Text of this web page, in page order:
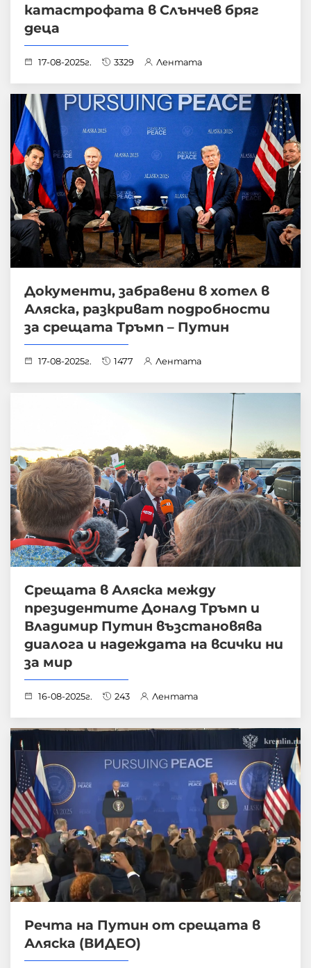
катастрофата в Слънчев бряг
деца
17-08-2025г. 3329 Лентата
Документи, забравени в хотел в
Аляска, разкриват подробности
за срещата Тръмп – Путин
17-08-2025г. 1477 Лентата
Срещата в Аляска между
президентите Доналд Тръмп и
Владимир Путин възстановява
диалога и надеждата на всички ни
за мир
16-08-2025г. 243 Лентата
Речта на Путин от срещата в
Аляска (ВИДЕО)